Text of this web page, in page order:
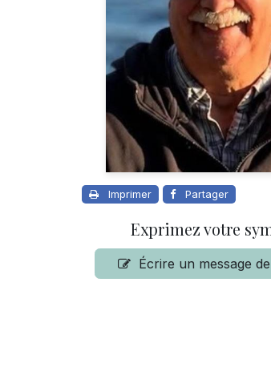
Imprimer Partager
Exprimez votre
Écrire un message